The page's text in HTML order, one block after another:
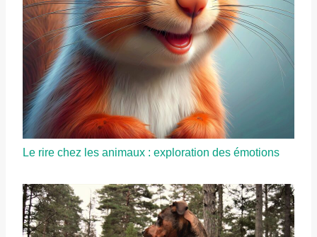
Le rire chez les animaux : exploration des émotions